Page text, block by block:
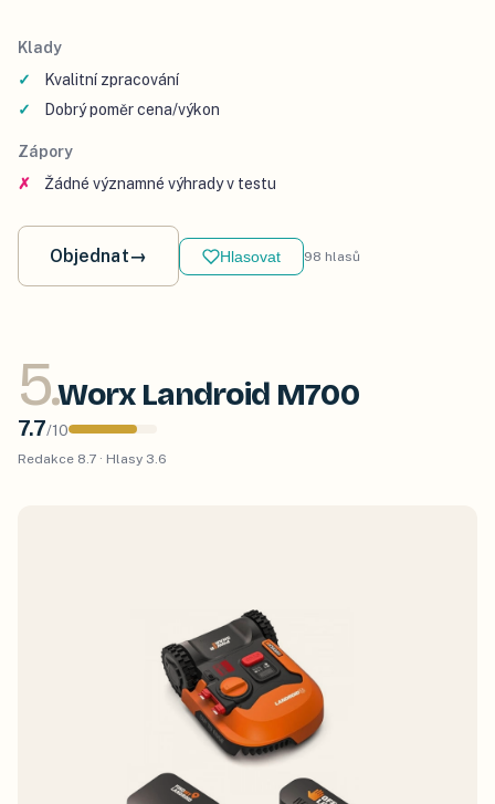
Klady
Kvalitní zpracování
Dobrý poměr cena/výkon
Zápory
Žádné významné výhrady v testu
Objednat→ Hlasovat 98 hlasů
5.Worx Landroid M700
7.7/10
Redakce 8.7 · Hlasy 3.6